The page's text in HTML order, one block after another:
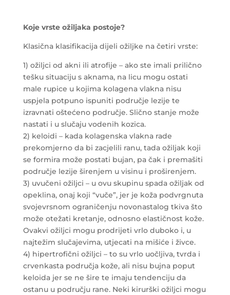
Koje vrste ožiljaka postoje?
Klasična klasifikacija dijeli ožiljke na četiri vrste:
1) ožiljci od akni ili atrofije – ako ste imali prilično
tešku situaciju s aknama, na licu mogu ostati
male rupice u kojima kolagena vlakna nisu
uspjela potpuno ispuniti područje lezije te
izravnati oštećeno područje. Slično stanje može
nastati i u slučaju vodenih kozica.
2) keloidi – kada kolagenska vlakna rade
prekomjerno da bi zacjelili ranu, tada ožiljak koji
se formira može postati bujan, pa čak i premašiti
područje lezije širenjem u visinu i proširenjem.
3) uvučeni ožiljci – u ovu skupinu spada ožiljak od
opeklina, onaj koji “vuče”, jer je koža podvrgnuta
svojevrsnom ograničenju novonastalog tkiva što
može otežati kretanje, odnosno elastičnost kože.
Ovakvi ožiljci mogu prodrijeti vrlo duboko i, u
najtežim slučajevima, utjecati na mišiće i živce.
4) hipertrofični ožiljci – to su vrlo uočljiva, tvrda i
crvenkasta područja kože, ali nisu bujna poput
keloida jer se ne šire te imaju tendenciju da
ostanu u području rane. Neki kirurški ožiljci mogu